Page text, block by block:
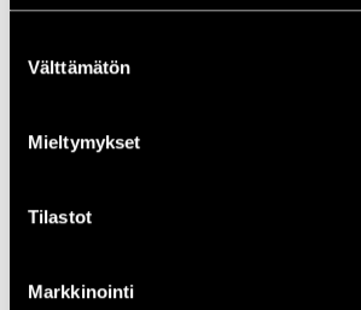
valinta
Välttämätön
Mieltymykset
Tilastot
Markkinointi
LisätietojaMilwaukee.fi
Sulje korkki huolellisesti käytön
Säilytä kynä vaakasuorassa,
Vältä altistamasta kynää